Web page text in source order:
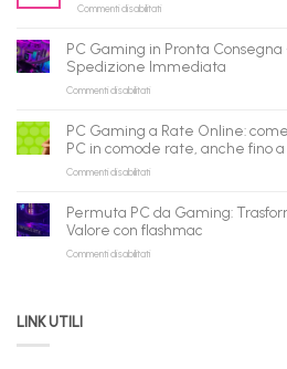
gli
il
tuo
assistente
può
fare
shopping
qui
Commenti disabilitatisu
all’ingrosso:
la
B2B
flashmac
per
PC Gaming in Pronta Consegna
Spedizione Immediata
Commenti disabilitatisu
in
Pronta
Consegna
Nuovi
Ricondizionati,
Spedizione
PC Gaming a Rate Online:
PC in comode rate, anche fino a
Commenti disabilitatisu
a
Rate
Online:
Permuta PC da Gaming:
Valore con flashmac
Commenti disabilitatisu
LINK UTILI